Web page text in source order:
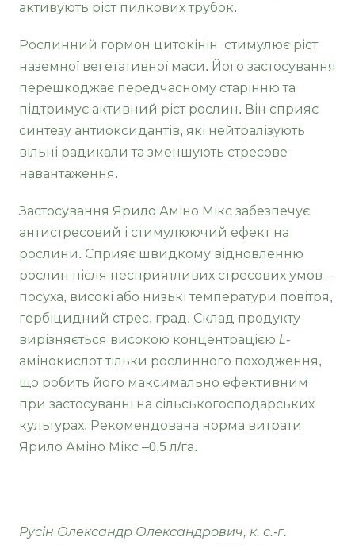
активують ріст пилкових трубок.
Рослинний гормон цитокінін стимулює ріст
наземної вегетативної маси. Його застосування
перешкоджає передчасному старінню та
підтримує активний ріст рослин. Він сприяє
синтезу антиоксидантів, які нейтралізують
вільні радикали та зменшують стресове
навантаження.
Застосування Ярило Аміно Мікс забезпечує
антистресовий і стимулюючий ефект на
рослини. Сприяє швидкому відновленню
рослин після несприятливих стресових умов –
посуха, високі або низькі температури повітря,
гербіцидний стрес, град. Склад продукту
вирізняється високою концентрацією L-
амінокислот тільки рослинного походження,
що робить його максимально ефективним
при застосуванні на сільськогосподарських
культурах. Рекомендована норма витрати
Ярило Аміно Мікс –0,5 л/га.
Русін Олександр Олександрович, к. с.-г.